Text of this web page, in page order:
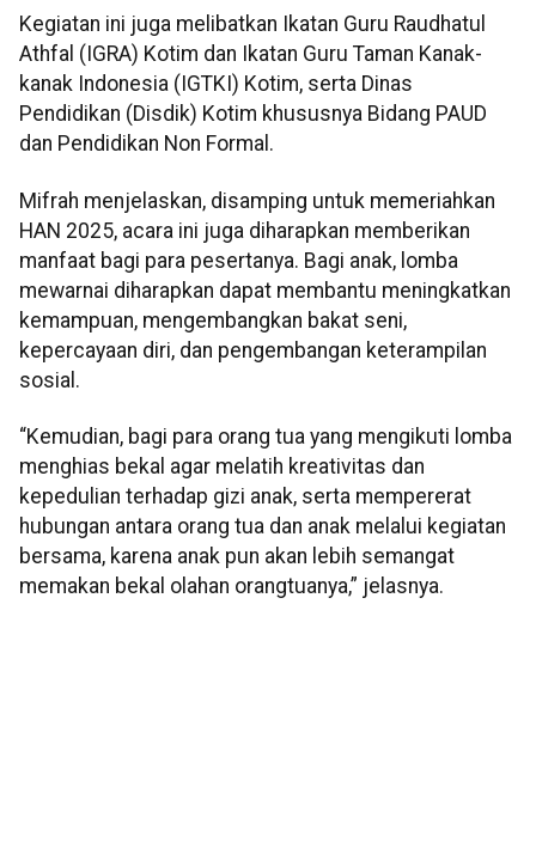
Kegiatan ini juga melibatkan Ikatan Guru Raudhatul
Athfal (IGRA) Kotim dan Ikatan Guru Taman Kanak-
kanak Indonesia (IGTKI) Kotim, serta Dinas
Pendidikan (Disdik) Kotim khususnya Bidang PAUD
dan Pendidikan Non Formal.
Mifrah menjelaskan, disamping untuk memeriahkan
HAN 2025, acara ini juga diharapkan memberikan
manfaat bagi para pesertanya. Bagi anak, lomba
mewarnai diharapkan dapat membantu meningkatkan
kemampuan, mengembangkan bakat seni,
kepercayaan diri, dan pengembangan keterampilan
sosial.
“Kemudian, bagi para orang tua yang mengikuti lomba
menghias bekal agar melatih kreativitas dan
kepedulian terhadap gizi anak, serta mempererat
hubungan antara orang tua dan anak melalui kegiatan
bersama, karena anak pun akan lebih semangat
memakan bekal olahan orangtuanya,” jelasnya.